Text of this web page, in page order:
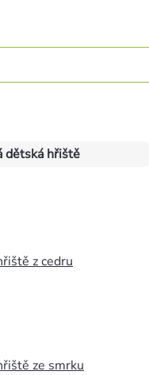
dětská hřiště
z cedru
ze smrku